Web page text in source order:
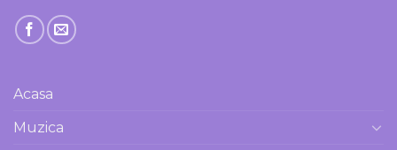
Acasa
Muzica